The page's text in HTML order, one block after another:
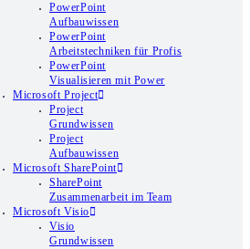
PowerPoint
Aufbauwissen
PowerPoint
Arbeitstechniken für Profis
PowerPoint
Visualisieren mit Power
Microsoft Project
Project
Grundwissen
Project
Aufbauwissen
Microsoft SharePoint
SharePoint
Zusammenarbeit im Team
Microsoft Visio
Visio
Grundwissen